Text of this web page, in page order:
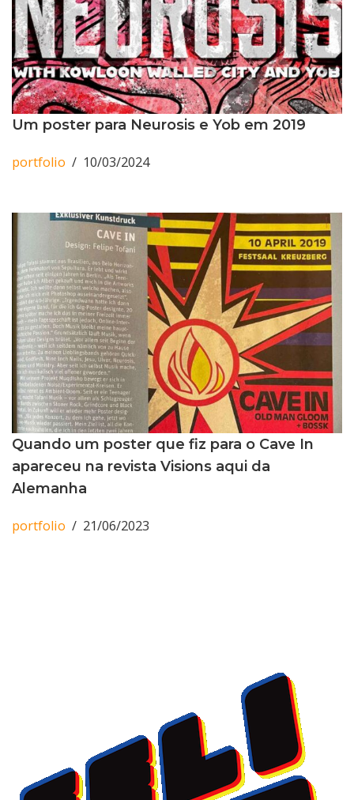
Um poster para Neurosis e Yob em 2019
portfolio 10/03/2024
Quando um poster que fiz para o Cave In
apareceu na revista Visions aqui da
Alemanha
portfolio 21/06/2023